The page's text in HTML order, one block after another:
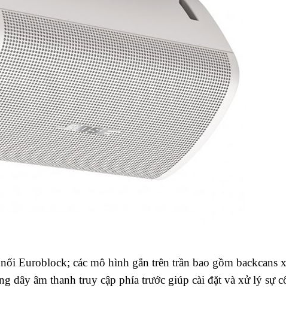
Euroblock; các mô hình gắn trên trần bao gồm backcans
dây âm thanh truy cập phía trước giúp cài đặt và xử lý sự